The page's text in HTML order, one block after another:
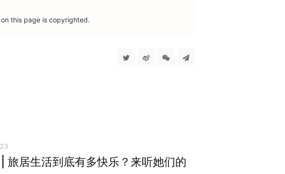
this page is copyrighted.
居生活到底有多快乐？来听她们的